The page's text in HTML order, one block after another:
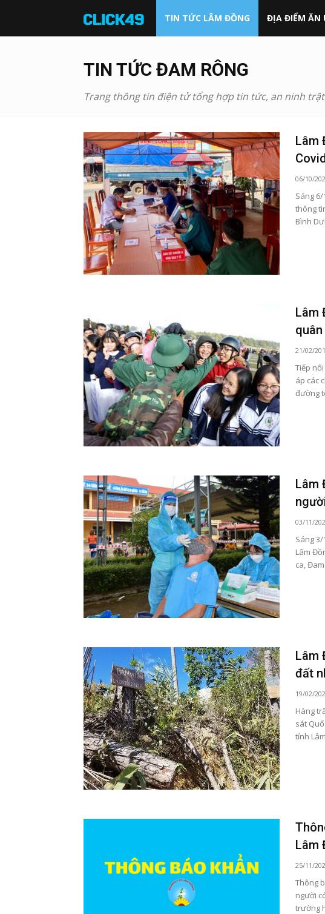
Click49
TIN TỨC LÂM ĐỒNG ĐỊA ĐIỂM ĂN
TIN TỨC ĐAM RÔNG
Trang thông tin điện tử tổng hợp tin tức, an ninh
Lâm
06/10/
Sáng
thông
Bình
Lâm
quân
21/02/
Tiếp
áp các
đường
Lâm
03/11/
Sáng
Lâm
ca,
Lâm
đất
19/02/
Hàng
sát
tỉnh
Lâm
25/11/
Thông
người
trường